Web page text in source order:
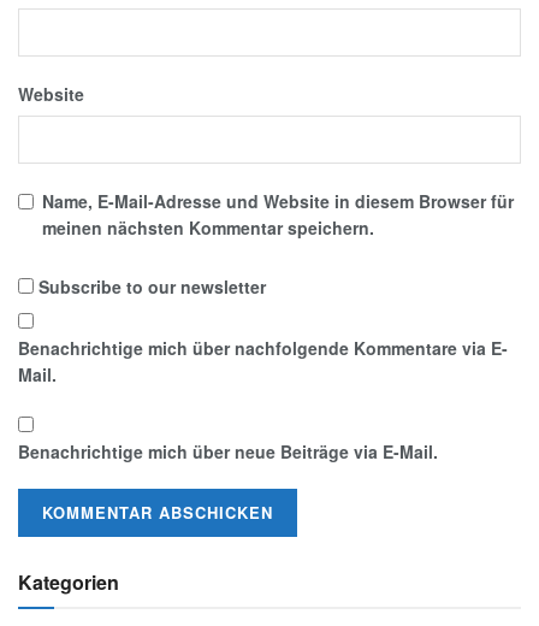
Website
Name, E-Mail-Adresse und Website in diesem Browser für
meinen nächsten Kommentar speichern.
Subscribe to our newsletter
Benachrichtige mich über nachfolgende Kommentare via E-
Mail.
Benachrichtige mich über neue Beiträge via E-Mail.
Kategorien